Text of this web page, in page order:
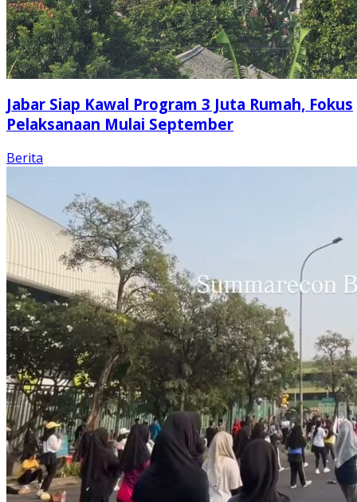
Jabar Siap Kawal Program 3 Juta Rumah, Fokus
Pelaksanaan Mulai September
Berita